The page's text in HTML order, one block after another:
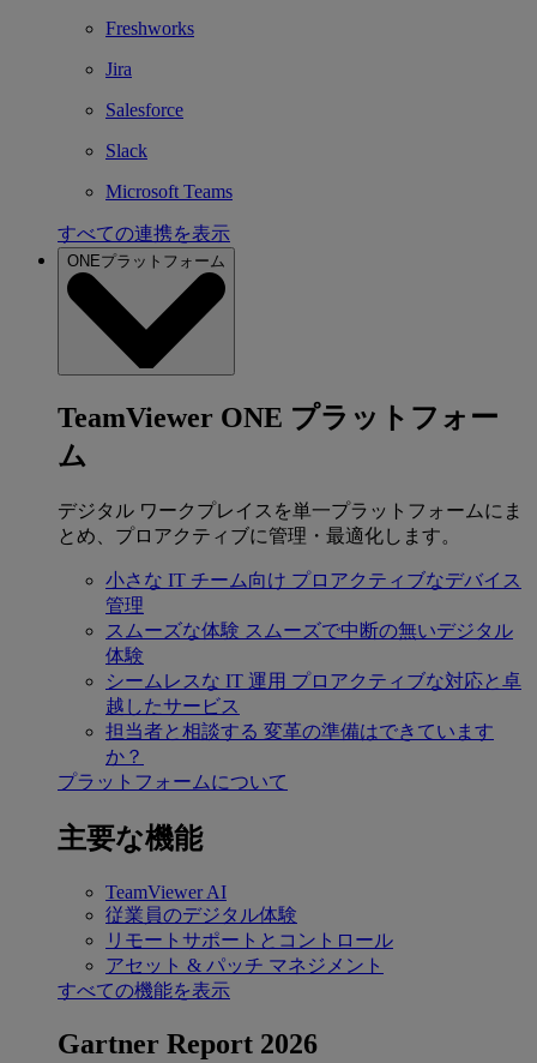
Freshworks
Jira
Salesforce
Slack
Microsoft Teams
すべての連携を表示
ONEプラットフォーム
TeamViewer ONE プラットフォー
ム
デジタル ワークプレイスを単一プラットフォームにま
とめ、プロアクティブに管理・最適化します。
小さな IT チーム向け プロアクティブなデバイス
管理
スムーズな体験 スムーズで中断の無いデジタル
体験
シームレスな IT 運用 プロアクティブな対応と卓
越したサービス
担当者と相談する 変革の準備はできています
か？
プラットフォームについて
主要な機能
TeamViewer AI
従業員のデジタル体験
リモートサポートとコントロール
アセット & パッチ マネジメント
すべての機能を表示
Gartner Report 2026